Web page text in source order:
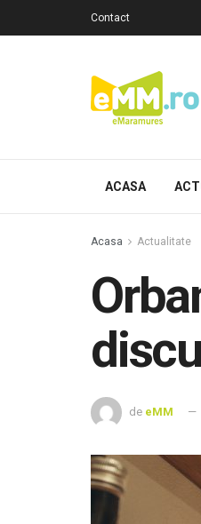
Contact
ACASA
Acasa Actualitate
de eMM